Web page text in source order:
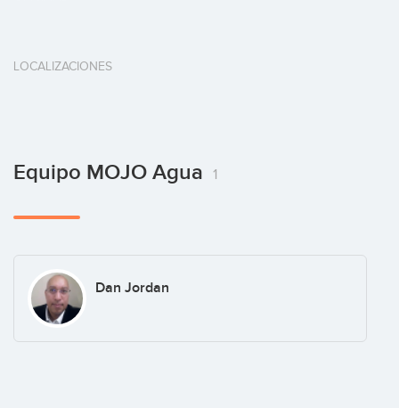
LOCALIZACIONES
Equipo MOJO Agua 1
Dan Jordan